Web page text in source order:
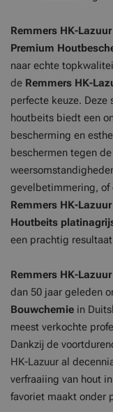
Remmers HK-
Premium
naar echte
de Remmers HK-
perfecte keuze.
houtbeits biedt een
bescherming en
beschermen tegen
gevelbetimmering,
Remmers HK-
Houtbeits
een prachtig
Remmers HK-
dan 50 jaar geleden
Bouwchemie in
meest verkochte
Dankzij de
HK-Lazuur al
verfraaiing van hout
favoriet maakt onder